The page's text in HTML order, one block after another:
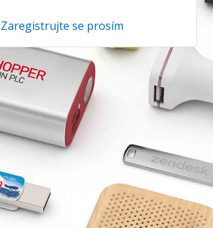
Zaregistrujte se prosím